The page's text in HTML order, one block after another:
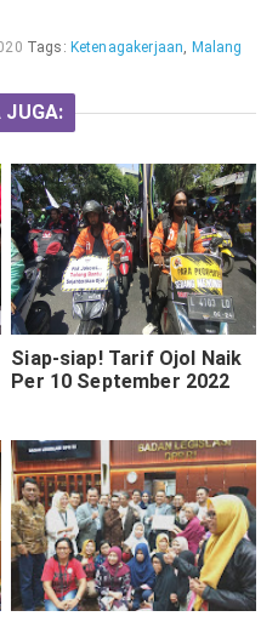
Tags: Ketenagakerjaan, Malang
JUGA:
Siap-siap! Tarif Ojol Naik
Per 10 September 2022